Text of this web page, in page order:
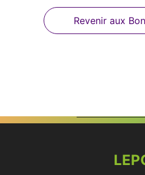
Revenir aux